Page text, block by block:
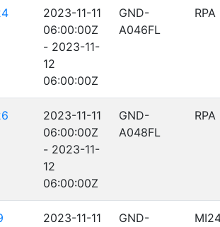
2023-11-11
06:00:00Z
- 2023-11-
12
06:00:00Z
GND-
A046FL
RPA
2023-11-11
06:00:00Z
- 2023-11-
12
06:00:00Z
GND-
A048FL
RPA
2023-11-11
GND-